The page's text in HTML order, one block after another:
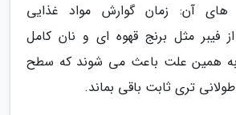
های آن: زمان گوارش مواد غذایی
فیبر مثل برنج قهوه ای و نان کامل
به همین علت باعث می شوند که سطح
تری ثابت باقی بماند.